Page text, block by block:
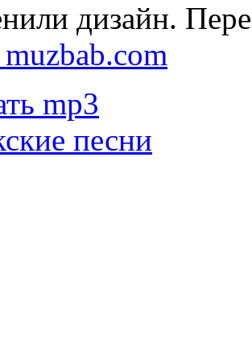
дизайн.
mp3
песни